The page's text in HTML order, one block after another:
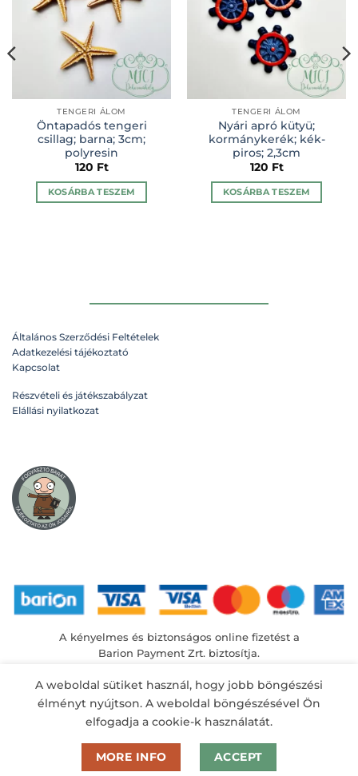
TENGERI ÁLOM
Öntapadós tengeri
csillag; barna; 3cm;
polyresin
120 Ft
KOSÁRBA TESZEM
TENGERI ÁLOM
Nyári apró kütyü;
kormánykerék; kék-
piros; 2,3cm
120 Ft
KOSÁRBA TESZEM
Általános Szerződési Feltételek
Adatkezelési tájékoztató
Kapcsolat
Részvételi és játékszabályzat
Elállási nyilatkozat
A kényelmes és biztonságos online fizetést a
Barion Payment Zrt. biztosítja.
A weboldal sütiket használ, hogy jobb böngészési
élményt nyújtson. A weboldal böngészésével Ön
elfogadja a cookie-k használatát.
MORE INFO ACCEPT